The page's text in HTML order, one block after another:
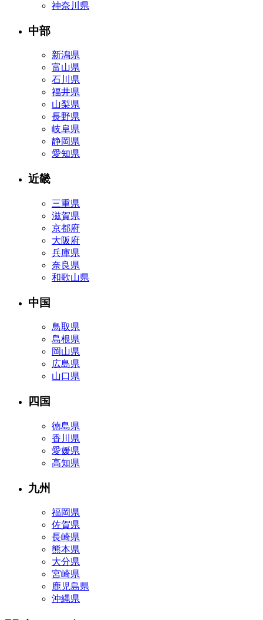
神奈川県
中部
新潟県
富山県
石川県
福井県
山梨県
長野県
岐阜県
静岡県
愛知県
近畿
三重県
滋賀県
京都府
大阪府
兵庫県
奈良県
和歌山県
中国
鳥取県
島根県
岡山県
広島県
山口県
四国
徳島県
香川県
愛媛県
高知県
九州
福岡県
佐賀県
長崎県
熊本県
大分県
宮崎県
鹿児島県
沖縄県